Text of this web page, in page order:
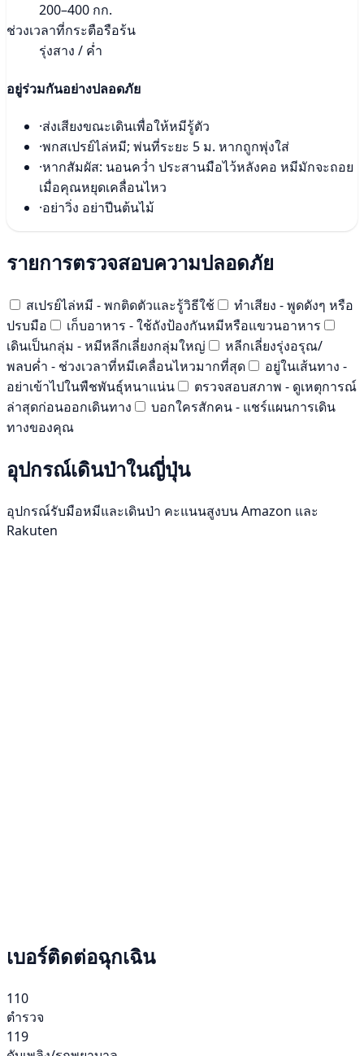
200–400 กก.
ช่วงเวลาที่กระตือรือร้น
รุ่งสาง / ค่ำ
อยู่ร่วมกันอย่างปลอดภัย
·ส่งเสียงขณะเดินเพื่อให้หมีรู้ตัว
·พกสเปรย์ไล่หมี; พ่นที่ระยะ 5 ม. หากถูกพุ่งใส่
·หากสัมผัส: นอนคว่ำ ประสานมือไว้หลังคอ หมีมักจะถอย
เมื่อคุณหยุดเคลื่อนไหว
·อย่าวิ่ง อย่าปีนต้นไม้
รายการตรวจสอบความปลอดภัย
สเปรย์ไล่หมี - พกติดตัวและรู้วิธีใช้
ทำเสียง - พูดดังๆ หรือ
ปรบมือ
เก็บอาหาร - ใช้ถังป้องกันหมีหรือแขวนอาหาร
เดินเป็นกลุ่ม - หมีหลีกเลี่ยงกลุ่มใหญ่
หลีกเลี่ยงรุ่งอรุณ/
พลบค่ำ - ช่วงเวลาที่หมีเคลื่อนไหวมากที่สุด
อยู่ในเส้นทาง -
อย่าเข้าไปในพืชพันธุ์หนาแน่น
ตรวจสอบสภาพ - ดูเหตุการณ์
ล่าสุดก่อนออกเดินทาง
บอกใครสักคน - แชร์แผนการเดิน
ทางของคุณ
อุปกรณ์เดินป่าในญี่ปุ่น
อุปกรณ์รับมือหมีและเดินป่า คะแนนสูงบน Amazon และ
Rakuten
เบอร์ติดต่อฉุกเฉิน
110
ตำรวจ
119